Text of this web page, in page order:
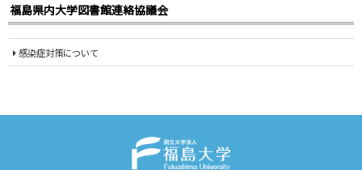
福島県内大学図書館連絡協議会
感染症対策について